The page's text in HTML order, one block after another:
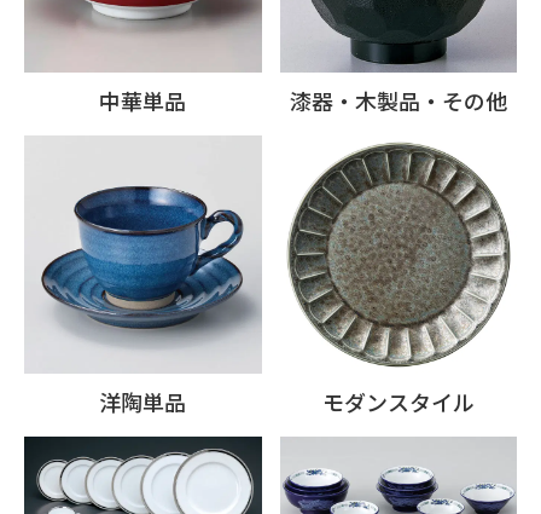
中華単品 漆器・木製品・その他
洋陶単品 モダンスタイル